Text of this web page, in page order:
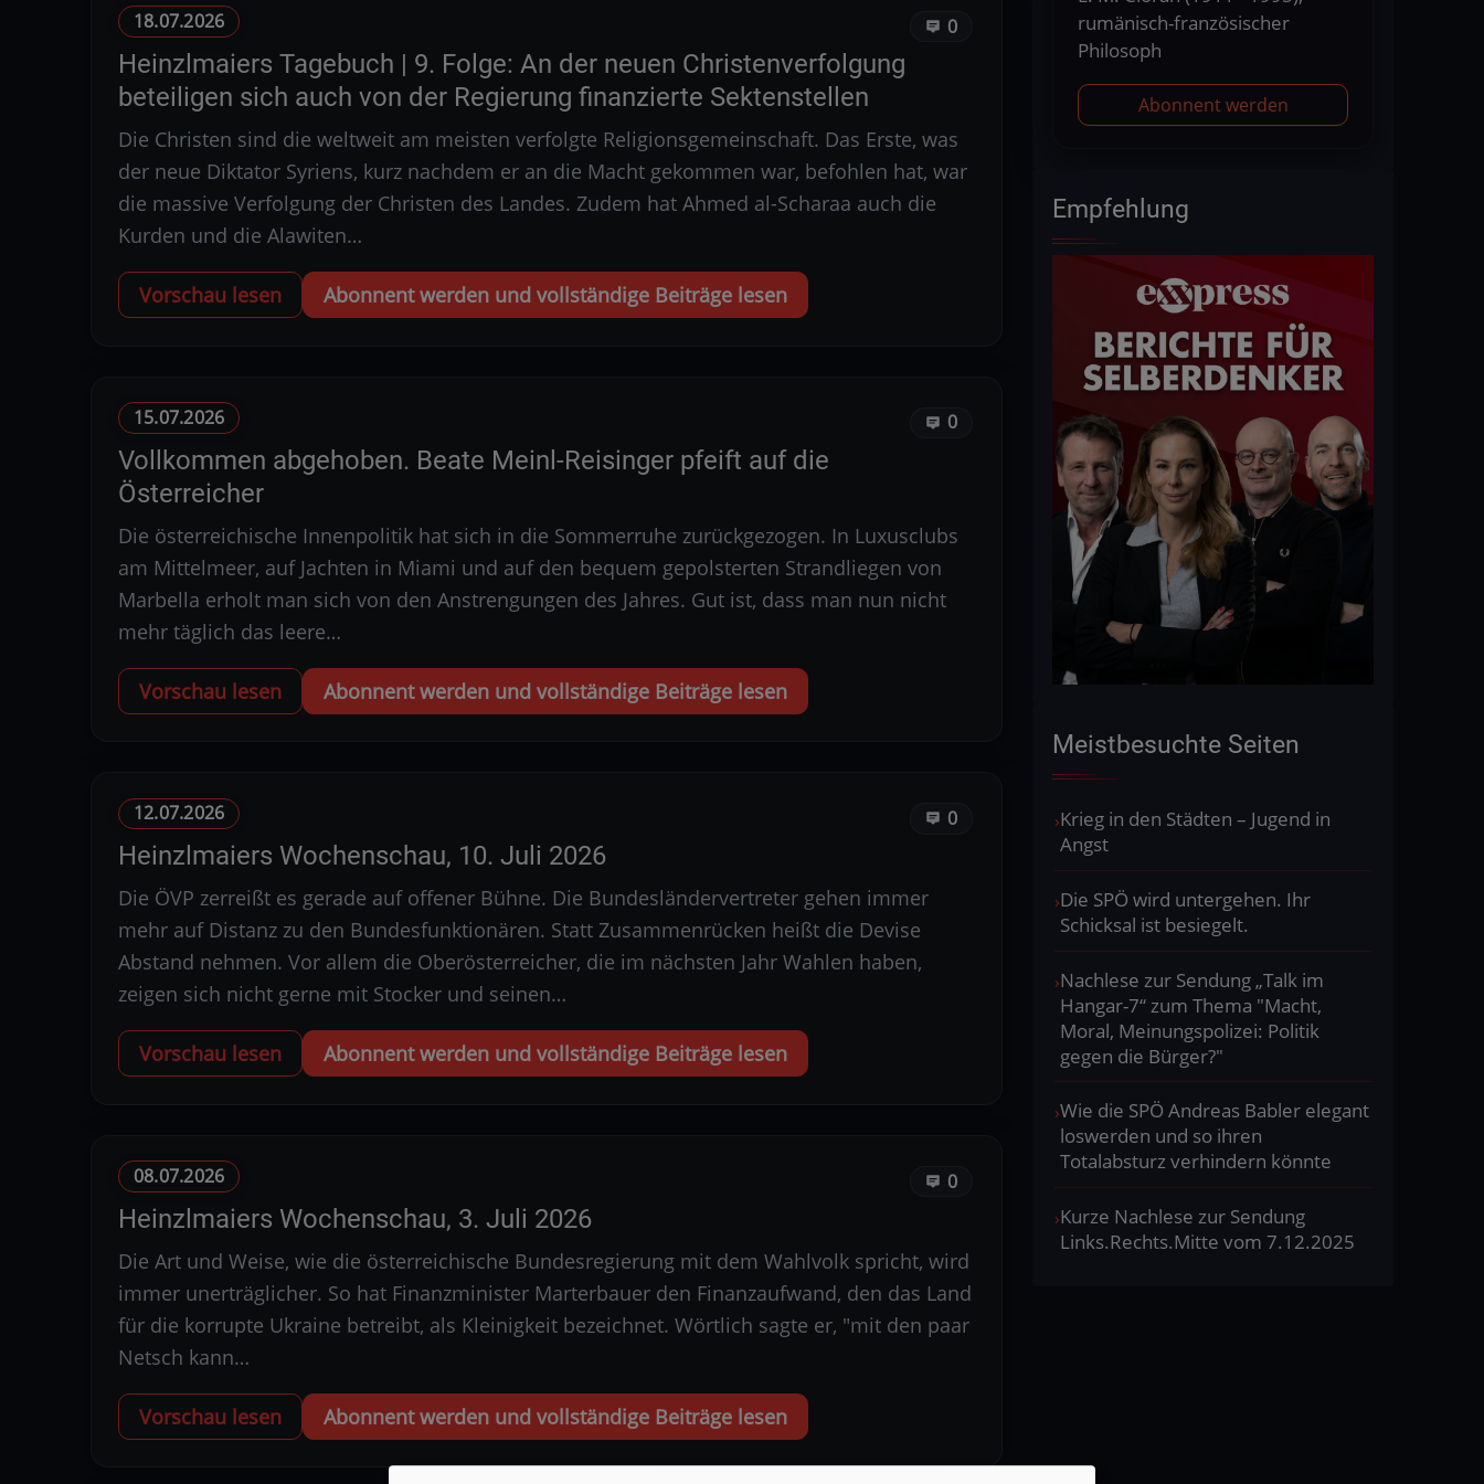
18.07.2026 0
Heinzlmaiers Tagebuch | 9. Folge: An der neuen Christenverfolgung
beteiligen sich auch von der Regierung finanzierte Sektenstellen
Die Christen sind die weltweit am meisten verfolgte Religionsgemeinschaft. Das Erste, was
der neue Diktator Syriens, kurz nachdem er an die Macht gekommen war, befohlen hat, war
die massive Verfolgung der Christen des Landes. Zudem hat Ahmed al-Scharaa auch die
Kurden und die Alawiten…
Vorschau lesen Abonnent werden und vollständige Beiträge lesen
15.07.2026 0
Vollkommen abgehoben. Beate Meinl-Reisinger pfeift auf die
Österreicher
Die österreichische Innenpolitik hat sich in die Sommerruhe zurückgezogen. In Luxusclubs
am Mittelmeer, auf Jachten in Miami und auf den bequem gepolsterten Strandliegen von
Marbella erholt man sich von den Anstrengungen des Jahres. Gut ist, dass man nun nicht
mehr täglich das leere…
Vorschau lesen Abonnent werden und vollständige Beiträge lesen
12.07.2026 0
Heinzlmaiers Wochenschau, 10. Juli 2026
Die ÖVP zerreißt es gerade auf offener Bühne. Die Bundesländervertreter gehen immer
mehr auf Distanz zu den Bundesfunktionären. Statt Zusammenrücken heißt die Devise
Abstand nehmen. Vor allem die Oberösterreicher, die im nächsten Jahr Wahlen haben,
zeigen sich nicht gerne mit Stocker und seinen…
Vorschau lesen Abonnent werden und vollständige Beiträge lesen
08.07.2026 0
Heinzlmaiers Wochenschau, 3. Juli 2026
Die Art und Weise, wie die österreichische Bundesregierung mit dem Wahlvolk spricht, wird
immer unerträglicher. So hat Finanzminister Marterbauer den Finanzaufwand, den das Land
für die korrupte Ukraine betreibt, als Kleinigkeit bezeichnet. Wörtlich sagte er, "mit den paar
Netsch kann…
Vorschau lesen Abonnent werden und vollständige Beiträge lesen
rumänisch-französischer
Philosoph
Abonnent werden
Empfehlung
Meistbesuchte Seiten
Krieg in den Städten – Jugend in
Angst
Die SPÖ wird untergehen. Ihr
Schicksal ist besiegelt.
Nachlese zur Sendung „Talk im
Hangar-7“ zum Thema "Macht,
Moral, Meinungspolizei: Politik
gegen die Bürger?"
Wie die SPÖ Andreas Babler elegant
loswerden und so ihren
Totalabsturz verhindern könnte
Kurze Nachlese zur Sendung
Links.Rechts.Mitte vom 7.12.2025